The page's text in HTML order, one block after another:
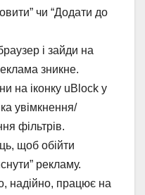
чи “Додати до
і зайди на
зникне.
на іконку uBlock у
увімкнення/
фільтрів.
щоб обійти
рекламу.
надійно, працює на